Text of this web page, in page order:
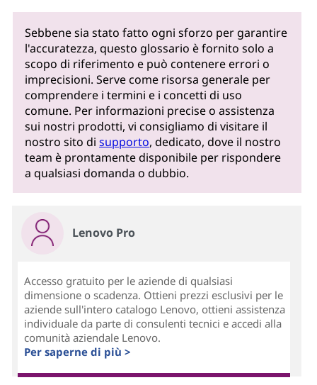
Sebbene sia stato fatto ogni sforzo per garantire
l'accuratezza, questo glossario è fornito solo a
scopo di riferimento e può contenere errori o
imprecisioni. Serve come risorsa generale per
comprendere i termini e i concetti di uso
comune. Per informazioni precise o assistenza
sui nostri prodotti, vi consigliamo di visitare il
nostro sito disupporto, dedicato, dove il nostro
team è prontamente disponibile per rispondere
a qualsiasi domanda o dubbio.
Lenovo Pro
Accesso gratuito per le aziende di qualsiasi
dimensione o scadenza. Ottieni prezzi esclusivi per le
aziende sull'intero catalogo Lenovo, ottieni assistenza
individuale da parte di consulenti tecnici e accedi alla
comunità aziendale Lenovo.
Per saperne di più >